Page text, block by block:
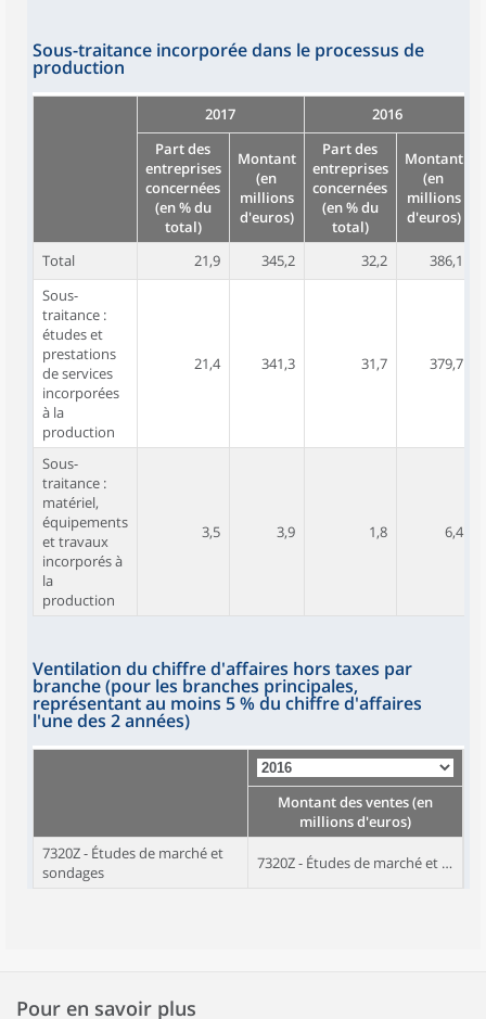
Sous-traitance incorporée dans le processus de
production
2017
2016
Part des
entreprises
concernées
(en % du
total)
Montant
(en
millions
d'euros)
Part des
entreprises
concernées
(en % du
total)
Montant
(en
millions
d'euros)
Total 21,9 345,2 32,2
386,1
Sous-
traitance :
études et
prestations
de services
incorporées
à la
production
21,4 341,3 31,7 379,7
Sous-
traitance :
matériel,
équipements
et travaux
incorporés à
la
production
3,5 3,9 1,8 6,4
Ventilation du chiffre d'affaires hors taxes par
branche (pour les branches principales,
représentant au moins 5 % du chiffre d'affaires
l'une des 2 années)
Montant des ventes (en
millions d'euros)
7320Z - Études de marché et
sondages
7320Z - Études de marché et sondages
Pour en savoir plus